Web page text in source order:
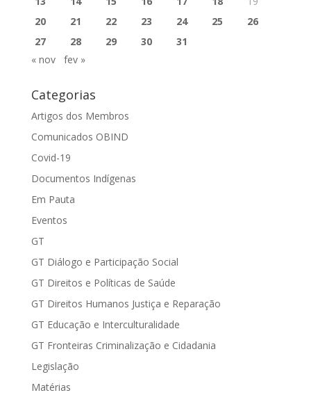
20
21 22 23 24 25
26
27
28 29 30
31
« nov
fev »
Categorias
Artigos dos Membros
Comunicados OBIND
Covid-19
Documentos Indígenas
Em Pauta
Eventos
GT
GT Diálogo e Participação Social
GT Direitos e Políticas de Saúde
GT Direitos Humanos Justiça e Reparação
GT Educação e Interculturalidade
GT Fronteiras Criminalização e Cidadania
Legislação
Matérias